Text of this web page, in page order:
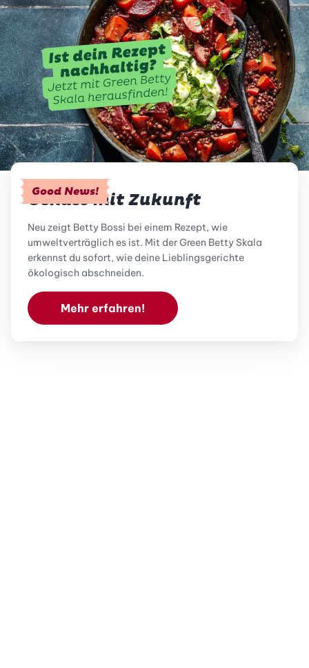
Good News!
Genuss mit Zukunft
Neu zeigt Betty Bossi bei einem Rezept, wie
umweltverträglich es ist. Mit der Green Betty Skala
erkennst du sofort, wie deine Lieblingsgerichte
ökologisch abschneiden.
Mehr erfahren!